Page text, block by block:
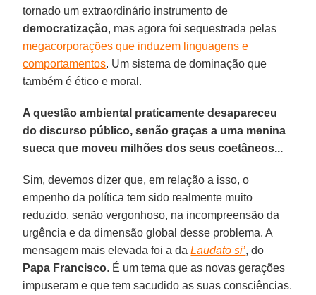
tornado um extraordinário instrumento de
democratização, mas agora foi sequestrada pelas
megacorporações que induzem linguagens e
comportamentos. Um sistema de dominação que
também é ético e moral.
A questão ambiental praticamente desapareceu
do discurso público, senão graças a uma menina
sueca que moveu milhões dos seus coetâneos...
Sim, devemos dizer que, em relação a isso, o
empenho da política tem sido realmente muito
reduzido, senão vergonhoso, na incompreensão da
urgência e da dimensão global desse problema. A
mensagem mais elevada foi a da Laudato si’, do
Papa Francisco. É um tema que as novas gerações
impuseram e que tem sacudido as suas consciências.